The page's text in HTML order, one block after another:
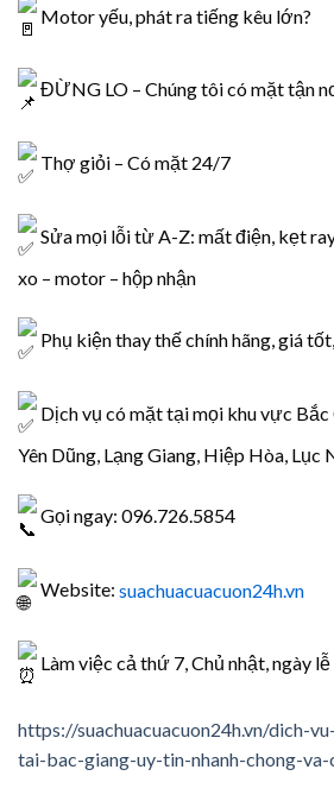
Motor yếu, phát ra tiếng kêu lớn?
ĐỪNG LO – Chúng tôi có mặt tận
Thợ giỏi – Có mặt 24/7
Sửa mọi lỗi từ A-Z: mất điện, kẹt
xo – motor – hộp nhận
Phụ kiện thay thế chính hãng, giá
Dịch vụ có mặt tại mọi khu vực Bắc
Yên Dũng, Lạng Giang, Hiệp Hòa, Lục
Gọi ngay: 096.726.5854
Website: suachuacuacuon24h.vn
Làm việc cả thứ 7, Chủ nhật, ngày lễ
https://suachuacuacuon24h.vn/dich-
tai-bac-giang-uy-tin-nhanh-chong-